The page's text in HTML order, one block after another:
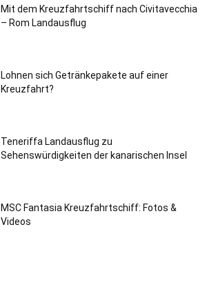
Mit dem Kreuzfahrtschiff nach Civitavecchia
– Rom Landausflug
Lohnen sich Getränkepakete auf einer
Kreuzfahrt?
Teneriffa Landausflug zu
Sehenswürdigkeiten der kanarischen Insel
MSC Fantasia Kreuzfahrtschiff: Fotos &
Videos